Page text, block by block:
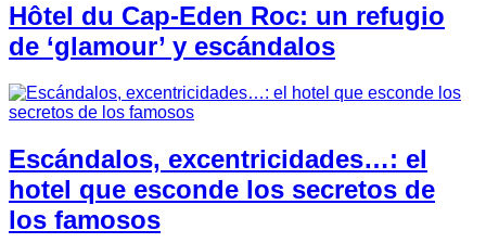
Hôtel du Cap-Eden Roc: un refugio
de ‘glamour’ y escándalos
Escándalos, excentricidades…: el
hotel que esconde los secretos de
los famosos